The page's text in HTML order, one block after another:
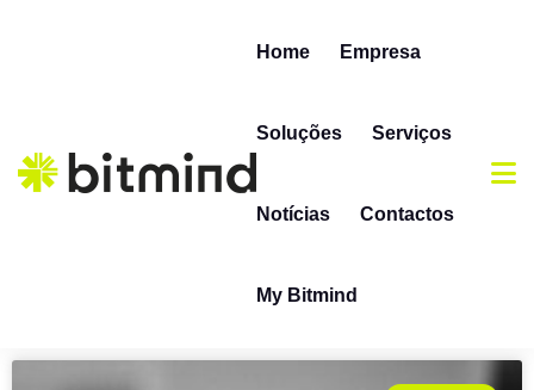
Home Empresa
Soluções Serviços
Notícias Contactos
My Bitmind